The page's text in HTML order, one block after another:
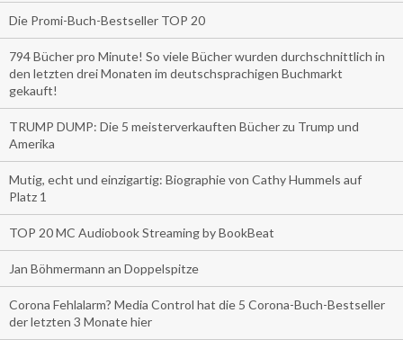
Die Promi-Buch-Bestseller TOP 20
794 Bücher pro Minute! So viele Bücher wurden durchschnittlich in
den letzten drei Monaten im deutschsprachigen Buchmarkt
gekauft!
TRUMP DUMP: Die 5 meisterverkauften Bücher zu Trump und
Amerika
Mutig, echt und einzigartig: Biographie von Cathy Hummels auf
Platz 1
TOP 20 MC Audiobook Streaming by BookBeat
Jan Böhmermann an Doppelspitze
Corona Fehlalarm? Media Control hat die 5 Corona-Buch-Bestseller
der letzten 3 Monate hier